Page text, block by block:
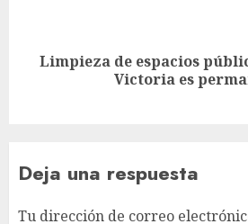
Siguiente
Limpieza de espacios
Victoria es
Deja una respuesta
Tu dirección de correo